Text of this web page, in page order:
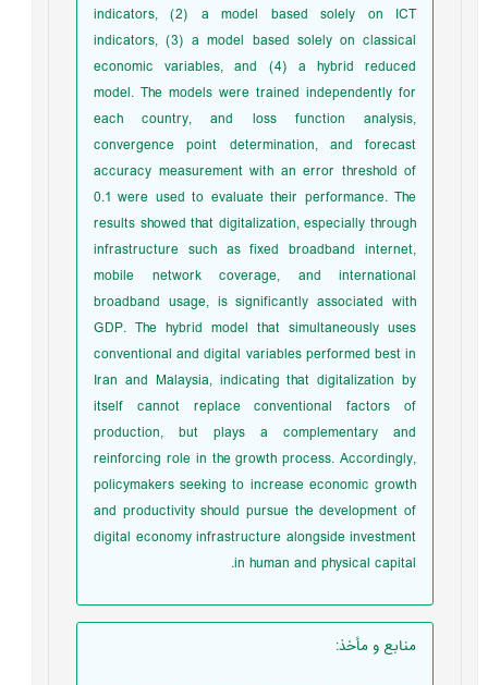
indicators, (2) a model based solely on ICT
indicators, (3) a model based solely on classical
economic variables, and (4) a hybrid reduced
model. The models were trained independently for
each country, and loss function analysis,
convergence point determination, and forecast
accuracy measurement with an error threshold of
0.1 were used to evaluate their performance. The
results showed that digitalization, especially through
infrastructure such as fixed broadband internet,
mobile network coverage, and international
broadband usage, is significantly associated with
GDP. The hybrid model that simultaneously uses
conventional and digital variables performed best in
Iran and Malaysia, indicating that digitalization by
itself cannot replace conventional factors of
production, but plays a complementary and
reinforcing role in the growth process. Accordingly,
policymakers seeking to increase economic growth
and productivity should pursue the development of
digital economy infrastructure alongside investment
in human and physical capital.
منابع و مأخذ: